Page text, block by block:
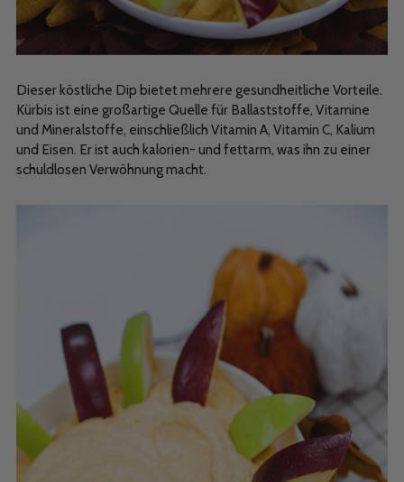
Dieser köstliche Dip bietet mehrere gesundheitliche Vorteile.
Kürbis ist eine großartige Quelle für Ballaststoffe, Vitamine
und Mineralstoffe, einschließlich Vitamin A, Vitamin C, Kalium
und Eisen. Er ist auch kalorien- und fettarm, was ihn zu einer
schuldlosen Verwöhnung macht.